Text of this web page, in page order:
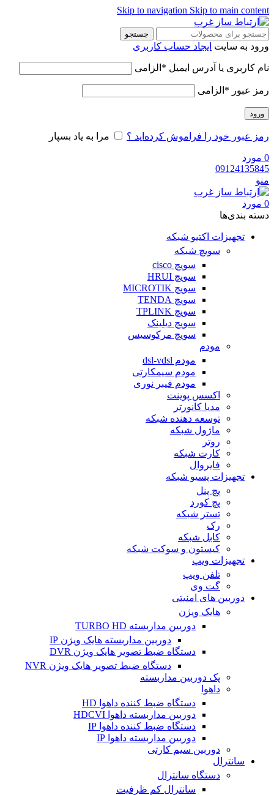
Skip to navigation Skip to main content
جستجو
ورود به سایت ایجاد حساب کاربری
نام کاربری یا آدرس ایمیل * الزامی
رمز عبور * الزامی
ورود
رمز عبور خود را فراموش کرده‌اید ؟ مرا به یاد بسپار
0 مورد
09124135845
منو
0 مورد
دسته‌ بندی‌ها
تجهیزات اکتیو شبکه
سویچ شبکه
سویچ cisco
سویچ HRUI
سویچ MICROTIK
سویچ TENDA
سویچ TPLINK
سویچ دیلینک
سویچ مرکوسیس
مودم
مودم dsl-vdsl
مودم سیمکارتی
مودم فیبر نوری
اکسس پوینت
مدیا کانورتر
توسعه دهنده شبکه
ماژول شبکه
روتر
کارت شبکه
فایروال
تجهیزات پسیو شبکه
پچ پنل
پچ کورد
تستر شبکه
رک
کابل شبکه
کیستون و سوکت شبکه
تجهیزات ویپ
تلفن ویپ
گت وی
دوربین های امنیتی
هایک ویژن
دوربین مداربسته TURBO HD
دوربین مداربسته هایک ویژن IP
دستگاه ضبط تصویر هایک ویژن DVR
دستگاه ضبط تصویر هایک ویژن NVR
پک دوربین مداربسته
داهوا
دستگاه ضبط کننده داهوا HD
دوربین مداربسته داهوا HDCVI
دستگاه ضبط کننده داهوا IP
دوربین مداربسته داهوا IP
دوربین سیم کارتی
سانترال
دستگاه سانترال
سانترال کم ظرفیت